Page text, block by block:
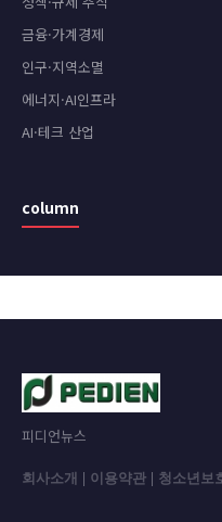
금융·가계경제
인구·지역소멸
에너지·AI인프라
AI·테크 산업
column
피디언뉴스
회사소개 이용약관 청소년보